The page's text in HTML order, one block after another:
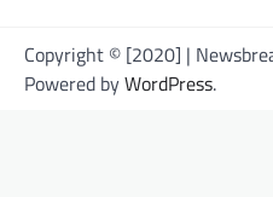
Copyright © [2020] |
Powered byWordPress.